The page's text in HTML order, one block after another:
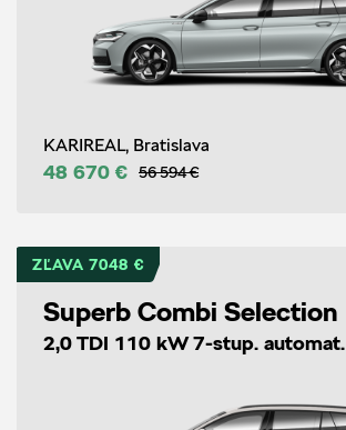
KARIREAL, Bratislava
48 670 € 56 594 €
ZĽAVA 7048 €
Superb Combi Selection
2,0 TDI 110 kW 7-stup. automat.